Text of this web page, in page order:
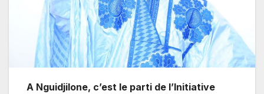
A Nguidjilone, c’est le parti de l’Initiative